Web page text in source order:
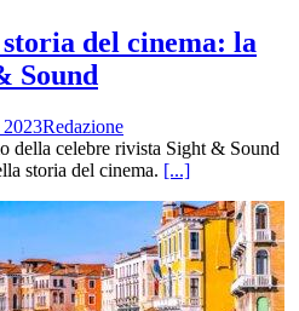
del cinema: la
Sound
Redazione
della celebre rivista Sight & Sound
storia del cinema. [...]